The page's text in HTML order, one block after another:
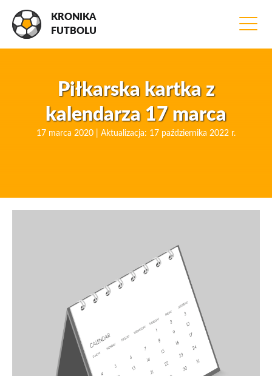
KRONIKA
FUTBOLU
Piłkarska kartka z
kalendarza 17 marca
17 marca 2020 | Aktualizacja: 17 października 2022 r.